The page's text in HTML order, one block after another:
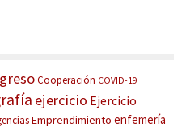
Cooperación COVID-19
ejercicio Ejercicio
Emprendimiento enfemería